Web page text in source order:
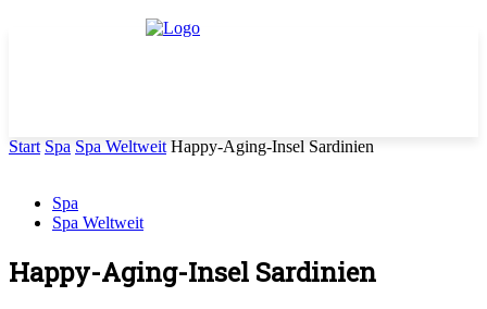
Start Spa Spa Weltweit Happy-Aging-Insel Sardinien
Spa
Spa Weltweit
Happy-Aging-Insel Sardinien